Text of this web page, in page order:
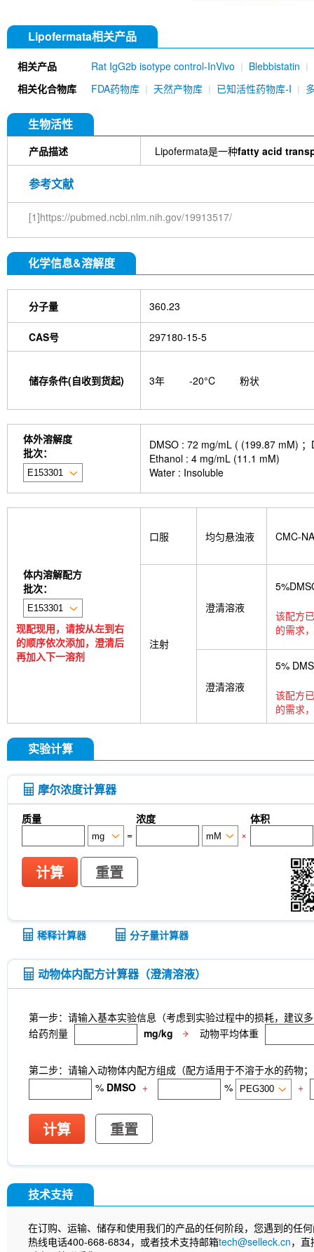
Lipofermata相关产品
相关产品 Rat IgG2b isotype control-InVivo
Blebbistatin
MU)
Rat IgG1 isotype control-InVivo
Farrerol
Chlorogenic Acid
2,2,2-Tribromoethanol
Hydroxytyrosol
D-(+)-Trehalose
Hyaluronic acid (Hyaluronan)
GSK805
E7820
Sphingosine HQNO
Iodoacetamide
(Rabbit mAb) [B17N21]
Fetuin, Fetal Bovine
i-Inositol
Molsidomine Methylmalonate
N-Acetylneuraminic acid
Verbenalin
Acetylglucosamine
Creatine monohydrate
(-)-Glucose
Itaconic acid Hypromellose
EGCG Octaacetate
isotype control-InVivo
MCM2 Antibody (Rabbit
Antibody (Rabbit mAb) [M19D5]
Esculin
Azomycin
β-Amyloid (1-42),
(+)-Cellobiose
Lipocalin-2 / NGAL Antibody
Indolepropionic acid
DL-Citrulline
6-
L-carnosine
Id1 Rabbit
Calponin Rabbit Recombinant mAb
Ginsenoside Rk1
Sinensetin
(R)-(-)-Mandelic acid
2'-deoxyguanosine
D-
β-Alanine methyl ester
D-Fructose-1,6-
DHA
tetrasodium salt
CTX-0294885
Deoxycytidine 5'-monophosphate
Achyranthes bidentata root
Methyl cellulose
Samrotamab (Anti-LRRC15 / LIB)
(Anti-Sortilin / SORT1)
Anti-mouse Ly6G/Ly6C
InVivo
(Rabbit mAb) [J23P13]
(Rabbit mAb) [A17G4]
Antibody (Rabbit mAb) [G24G18]
X5050
(Rabbit mAb) [P21B22]
Junctional Adhesion
independent) Antibody (Rabbit mAb) [E19P8]
[N21E20]
MCM5 Antibody (Rabbit mAb)
Antibody (Mouse mAb) [G15H8]
SLC31A1 /
APC-cy7 Human IgD Antibody [IA6-2]
Estrogen Related
相关化合物库 FDA药物库 天然产物库 已知活性药物库-I
生物活性
产品描述 Lipofermata是一种fatty acid
参考文献
[1]https://pubmed.ncbi.nlm.nih.gov/19913517/
化学信息&溶解度
分子量 360.23
CAS号 297180-15-5
储存条件(自收到货起) 3年 -20°C 粉状
体外溶解度
批次：
DMSO : 72 mg/mL ( (199.87 mM)
Ethanol : 4 mg/mL (11.1 mM)
Water : Insoluble
体内溶解配方
批次：
现配现用，请按从左到右
的顺序依次添加，澄清后
再加入下一溶剂
口服 均匀悬浊液 CMC-NA
注射
澄清溶液
该配方
的需求
澄清溶液
5%
该配方
的需求
实验计算
摩尔浓度计算器
质量 浓度
体积
=
×
计算 重置
稀释计算器 分子量计算器
动物体内配方计算器（澄清溶液）
第一步：请输入基本实验信息（考虑到实验过程中的损耗，建议
给药剂量
mg/kg 动物平均体重
第二步：请输入动物体内配方组成（配方适用于不溶于水的药物
% DMSO + % +
计算 重置
技术支持
在订购、运输、储存和使用我们的产品的任何阶段，您遇到的任
热线电话400-668-6834，或者技术支持邮箱tech@selleck.cn，